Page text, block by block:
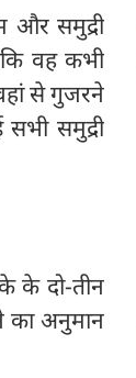
और समुद्री
कि वह कभी
से गुजरने
समुद्री
के दो-तीन
का अनुमान